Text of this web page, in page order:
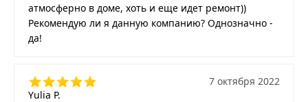
атмосферно в доме, хоть и еще идет ремонт))
Рекомендую ли я данную компанию? Однозначно -
да!
Yulia P.
7 октября 2022